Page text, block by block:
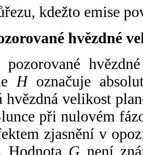
kdežto emise
hvězdné
Hoznačuje
hvězdná velikost
při nulovém
zjasnění v
Hodnota G není